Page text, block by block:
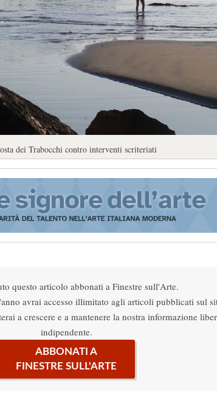
dei Trabocchi contro interventi scriteriati
questo articolo abbonati a Finestre sull'Arte.
avrai accesso illimitato agli articoli pubblicati sul
a crescere e a mantenere la nostra informazione
indipendente.
ABBONATI A
FINESTRE SULL'ARTE